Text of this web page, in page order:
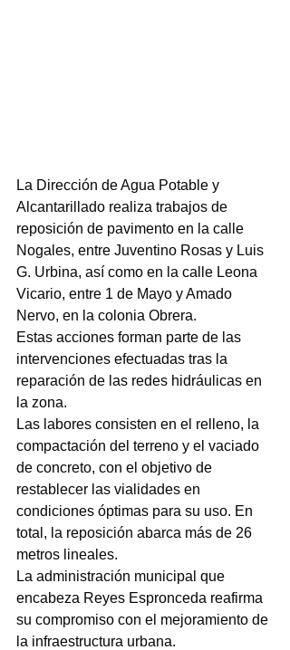
La Dirección de Agua Potable y
Alcantarillado realiza trabajos de
reposición de pavimento en la calle
Nogales, entre Juventino Rosas y Luis
G. Urbina, así como en la calle Leona
Vicario, entre 1 de Mayo y Amado
Nervo, en la colonia Obrera.
Estas acciones forman parte de las
intervenciones efectuadas tras la
reparación de las redes hidráulicas en
la zona.
Las labores consisten en el relleno, la
compactación del terreno y el vaciado
de concreto, con el objetivo de
restablecer las vialidades en
condiciones óptimas para su uso. En
total, la reposición abarca más de 26
metros lineales.
La administración municipal que
encabeza Reyes Espronceda reafirma
su compromiso con el mejoramiento de
la infraestructura urbana.